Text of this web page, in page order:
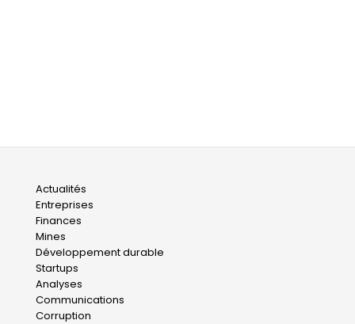
Main
navigation
Actualités
Entreprises
Finances
Mines
Développement durable
Startups
Analyses
Communications
Corruption